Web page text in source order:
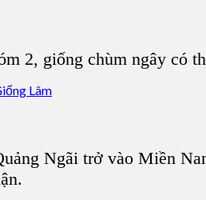
2, giống chùm ngây có
Ngãi trở vào Miền